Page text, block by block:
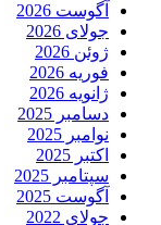
آگوست 2026
جولای 2026
ژوئن 2026
فوریه 2026
ژانویه 2026
دسامبر 2025
نوامبر 2025
اکتبر 2025
سپتامبر 2025
آگوست 2025
جولای 2022